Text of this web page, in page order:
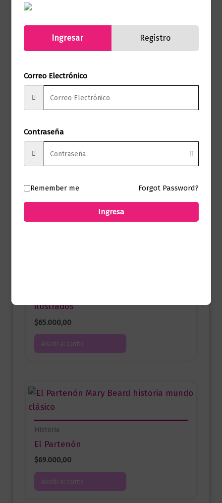
Presentación Tapa Blanda
Solo los usuarios registrados que hayan
una valoración.
ilustrados
$65.000,00
Añadir al carrito
Historia
El Partenón
$69.000,00
Añadir al carrito
Ingresar Registro
Correo Electrónico
Contraseña
Remember me Forgot Password?
Ingresa